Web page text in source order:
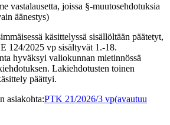
vastalausetta, joissa §-muutosehdotuksia
äänestys)
käsittelyssä sisällöltään päätetyt,
124/2025 vp sisältyvät 1.-18.
hyväksyi valiokunnan mietinnössä
Lakiehdotusten toinen
päättyi.
asiakohta:PTK 21/2026/3 vp(avautuu